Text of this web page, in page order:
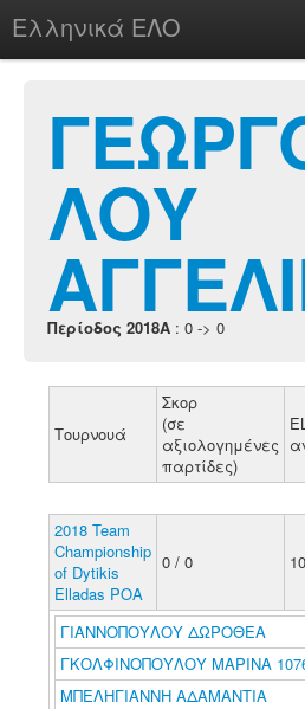
Ελληνικά ΕΛΟ
chesstu.be @ discord
LoginΛΟΥ
Περίοδος 2018A : 0 -> 0
Τουρνουά
Σκορ
(σε
αξιολογημένες
παρτίδες)
2018 Team
Championship
of Dytikis
Elladas POA
0 / 0
ΓΙΑΝΝΟΠΟΥΛΟΥ ΔΩΡΟΘΕΑ
ΓΚΟΛΦΙΝΟΠΟΥΛΟΥ ΜΑΡΙΝΑ
ΜΠΕΛΗΓΙΑΝΝΗ ΑΔΑΜΑΝΤΙΑ